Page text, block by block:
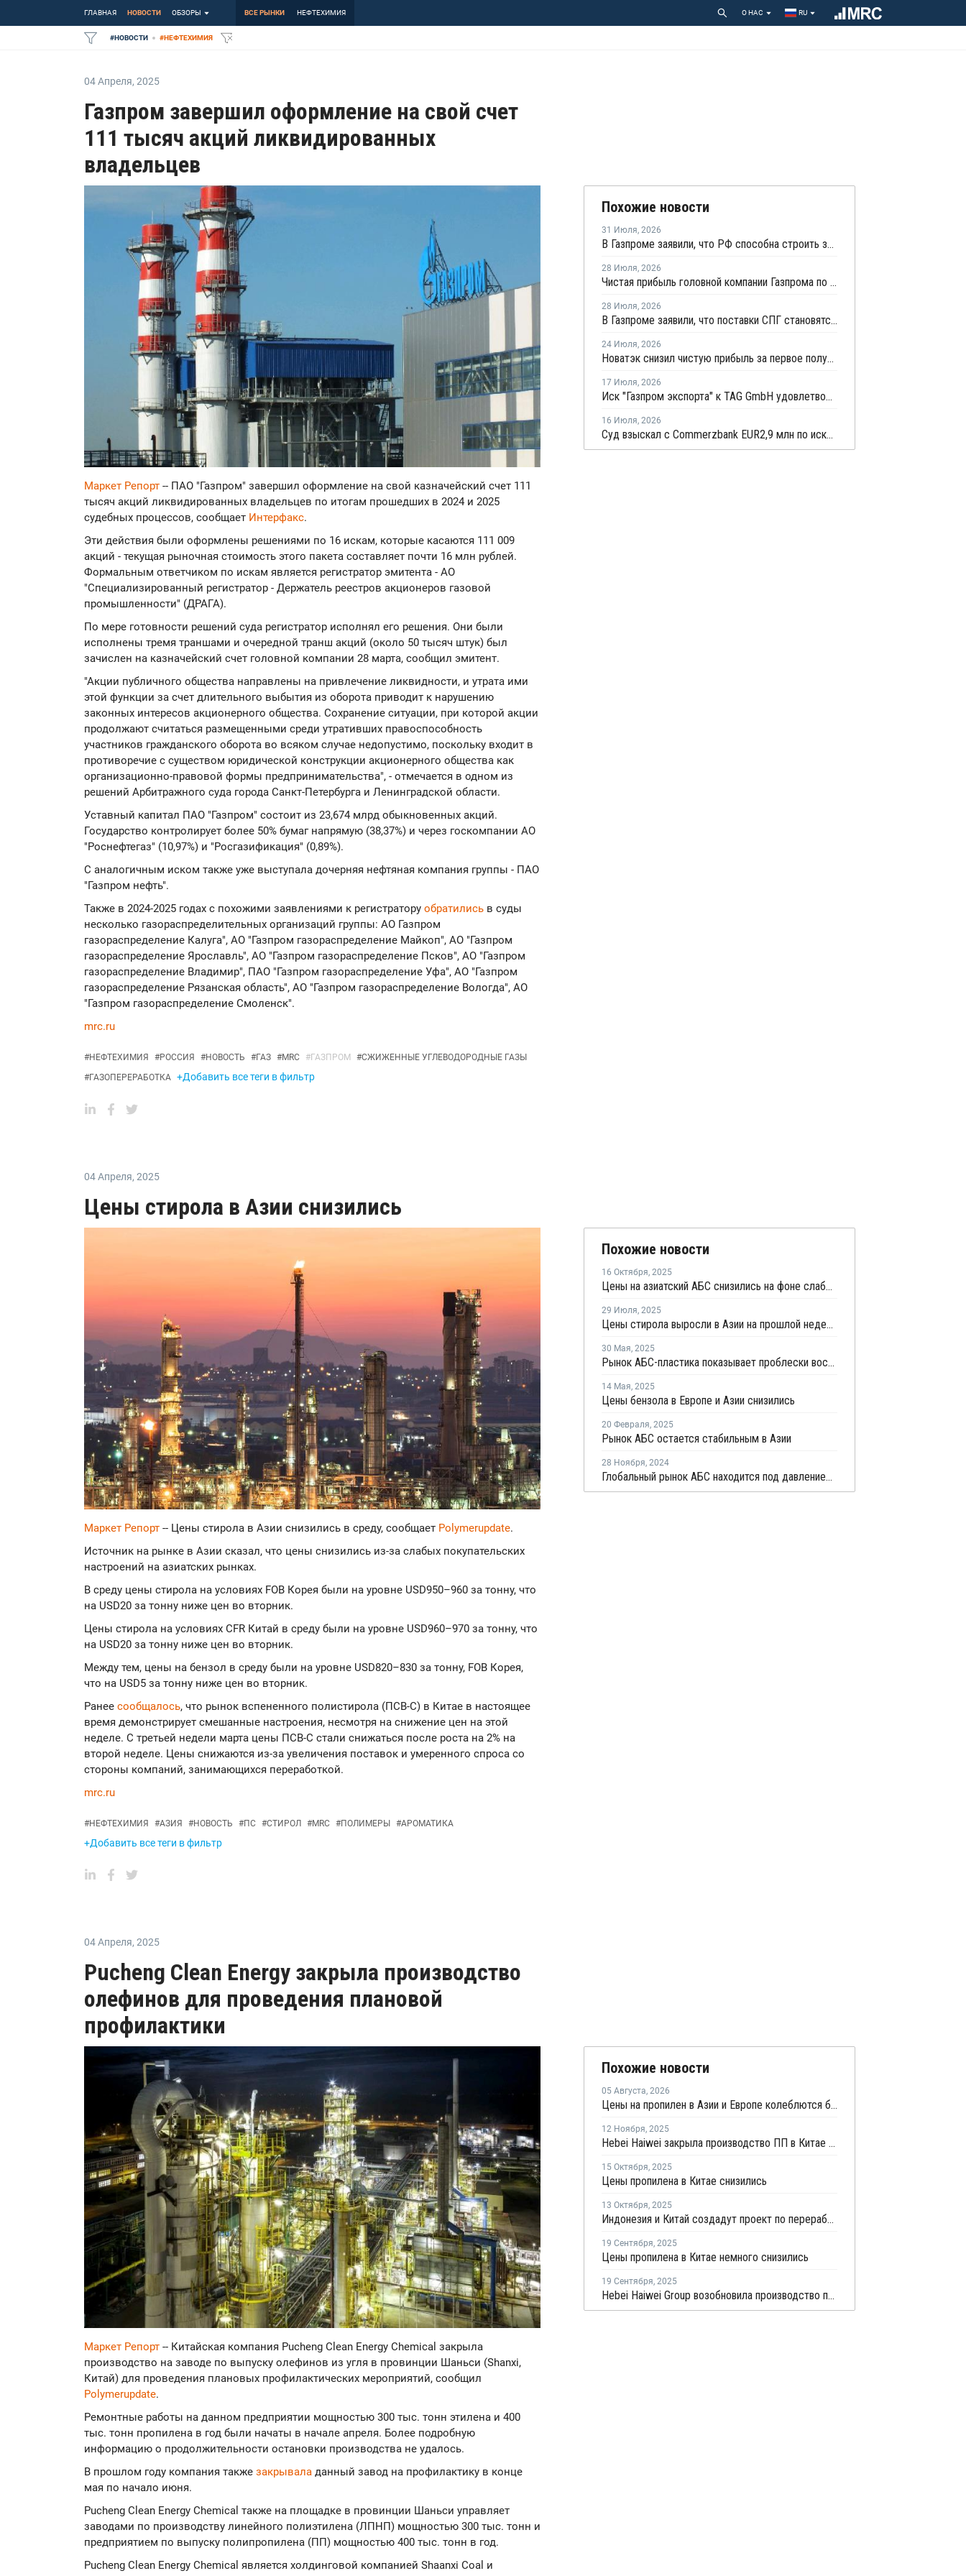
ГЛАВНАЯ НОВОСТИ ОБЗОРЫ ВСЕ РЫНКИ НЕФТЕХИМИЯ О НАС RU
#НОВОСТИ #НЕФТЕХИМИЯ
04 Апреля, 2025
Газпром завершил оформление на свой счет
111 тысяч акций ликвидированных
владельцев
Маркет Репорт -- ПАО "Газпром" завершил оформление на свой казначейский счет 111
тысяч акций ликвидированных владельцев по итогам прошедших в 2024 и 2025
судебных процессов, сообщает Интерфакс.
Эти действия были оформлены решениями по 16 искам, которые касаются 111 009
акций - текущая рыночная стоимость этого пакета составляет почти 16 млн рублей.
Формальным ответчиком по искам является регистратор эмитента - АО
"Специализированный регистратор - Держатель реестров акционеров газовой
промышленности" (ДРАГА).
По мере готовности решений суда регистратор исполнял его решения. Они были
исполнены тремя траншами и очередной транш акций (около 50 тысяч штук) был
зачислен на казначейский счет головной компании 28 марта, сообщил эмитент.
"Акции публичного общества направлены на привлечение ликвидности, и утрата ими
этой функции за счет длительного выбытия из оборота приводит к нарушению
законных интересов акционерного общества. Сохранение ситуации, при которой акции
продолжают считаться размещенными среди утративших правоспособность
участников гражданского оборота во всяком случае недопустимо, поскольку входит в
противоречие с существом юридической конструкции акционерного общества как
организационно-правовой формы предпринимательства", - отмечается в одном из
решений Арбитражного суда города Санкт-Петербурга и Ленинградской области.
Уставный капитал ПАО "Газпром" состоит из 23,674 млрд обыкновенных акций.
Государство контролирует более 50% бумаг напрямую (38,37%) и через госкомпании АО
"Роснефтегаз" (10,97%) и "Росгазификация" (0,89%).
С аналогичным иском также уже выступала дочерняя нефтяная компания группы - ПАО
"Газпром нефть".
Также в 2024-2025 годах с похожими заявлениями к регистратору обратились в суды
несколько газораспределительных организаций группы: АО Газпром
газораспределение Калуга", АО "Газпром газораспределение Майкоп", АО "Газпром
газораспределение Ярославль", АО "Газпром газораспределение Псков", АО "Газпром
газораспределение Владимир", ПАО "Газпром газораспределение Уфа", АО "Газпром
газораспределение Рязанская область", АО "Газпром газораспределение Вологда", АО
"Газпром газораспределение Смоленск".
mrc.ru
#НЕФТЕХИМИЯ #РОССИЯ #НОВОСТЬ #ГАЗ #MRC #ГАЗПРОМ #СЖИЖЕННЫЕ УГЛЕВОДОРОДНЫЕ ГАЗЫ
#ГАЗОПЕРЕРАБОТКА +Добавить все теги в фильтр
Похожие новости
31 Июля, 2026
В Газпроме заявили, что РФ способна строить заводы СПГ как у себя, так и за рубежом
28 Июля, 2026
Чистая прибыль головной компании Газпрома по РСБУ в первом полугодии составила 78 млрд рублей
28 Июля, 2026
В Газпроме заявили, что поставки СПГ становятся менее надежным способом газоснабжения
24 Июля, 2026
Новатэк снизил чистую прибыль за первое полугодие по МСФО на 3,1%
17 Июля, 2026
Иск "Газпром экспорта" к TAG GmbH удовлетворили
16 Июля, 2026
Суд взыскал с Commerzbank EUR2,9 млн по иску "Русхимальянса"
04 Апреля, 2025
Цены стирола в Азии снизились
Маркет Репорт -- Цены стирола в Азии снизились в среду, сообщает Polymerupdate.
Источник на рынке в Азии сказал, что цены снизились из-за слабых покупательских
настроений на азиатских рынках.
В среду цены стирола на условиях FOB Корея были на уровне USD950–960 за тонну, что
на USD20 за тонну ниже цен во вторник.
Цены стирола на условиях CFR Китай в среду были на уровне USD960–970 за тонну, что
на USD20 за тонну ниже цен во вторник.
Между тем, цены на бензол в среду были на уровне USD820–830 за тонну, FOB Корея,
что на USD5 за тонну ниже цен во вторник.
Ранее сообщалось, что рынок вспененного полистирола (ПСВ-С) в Китае в настоящее
время демонстрирует смешанные настроения, несмотря на снижение цен на этой
неделе. С третьей недели марта цены ПСВ-С стали снижаться после роста на 2% на
второй неделе. Цены снижаются из-за увеличения поставок и умеренного спроса со
стороны компаний, занимающихся переработкой.
mrc.ru
#НЕФТЕХИМИЯ #АЗИЯ #НОВОСТЬ #ПС #СТИРОЛ #MRC #ПОЛИМЕРЫ #АРОМАТИКА
+Добавить все теги в фильтр
Похожие новости
16 Октября, 2025
Цены на азиатский АБС снизились на фоне слабого спроса и больших запасов
29 Июля, 2025
Цены стирола выросли в Азии на прошлой неделе
30 Мая, 2025
Рынок АБС-пластика показывает проблески восстановления на фоне избыточного предложения
14 Мая, 2025
Цены бензола в Европе и Азии снизились
20 Февраля, 2025
Рынок АБС остается стабильным в Азии
28 Ноября, 2024
Глобальный рынок АБС находится под давлением избыточного предложения и слабого спроса
04 Апреля, 2025
Pucheng Clean Energy закрыла производство
олефинов для проведения плановой
профилактики
Маркет Репорт -- Китайская компания Pucheng Clean Energy Chemical закрыла
производство на заводе по выпуску олефинов из угля в провинции Шаньси (Shanxi,
Китай) для проведения плановых профилактических мероприятий, сообщил
Polymerupdate.
Ремонтные работы на данном предприятии мощностью 300 тыс. тонн этилена и 400
тыс. тонн пропилена в год были начаты в начале апреля. Более подробную
информацию о продолжительности остановки производства не удалось.
В прошлом году компания также закрывала данный завод на профилактику в конце
мая по начало июня.
Pucheng Clean Energy Chemical также на площадке в провинции Шаньси управляет
заводами по производству линейного полиэтилена (ЛПНП) мощностью 300 тыс. тонн и
предприятием по выпуску полипропилена (ПП) мощностью 400 тыс. тонн в год.
Pucheng Clean Energy Chemical является холдинговой компанией Shaanxi Coal и
Похожие новости
05 Августа, 2026
Цены на пропилен в Азии и Европе колеблются близ уровня в USD1000
12 Ноября, 2025
Hebei Haiwei закрыла производство ПП в Китае на ремонт
15 Октября, 2025
Цены пропилена в Китае снизились
13 Октября, 2025
Индонезия и Китай создадут проект по переработке угля в химикаты
19 Сентября, 2025
Цены пропилена в Китае немного снизились
19 Сентября, 2025
Hebei Haiwei Group возобновила производство пропилена в Китае